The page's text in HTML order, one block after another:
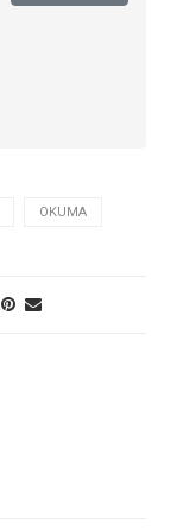
OKUMA